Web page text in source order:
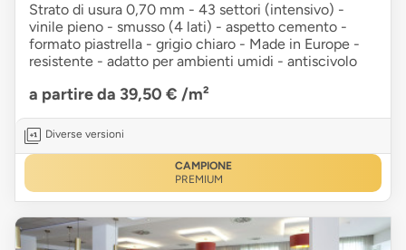
Strato di usura 0,70 mm - 43 settori (intensivo) -
vinile pieno - smusso (4 lati) - aspetto cemento -
formato piastrella - grigio chiaro - Made in Europe -
resistente - adatto per ambienti umidi - antiscivolo
a partire da 39,50 € /m²
Diverse versioni
CAMPIONE
PREMIUM